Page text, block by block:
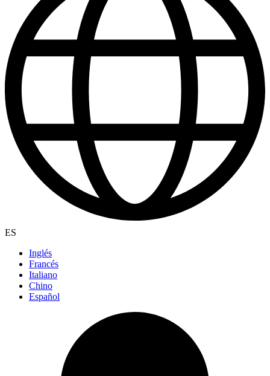
ES
Inglés
Francés
Italiano
Chino
Español